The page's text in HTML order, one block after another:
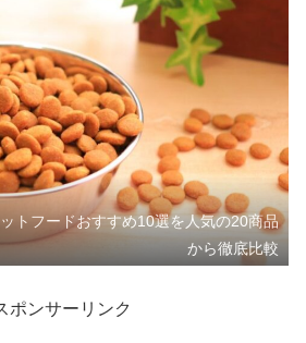
トフードおすすめ10選を人気の20商品
から徹底比較
ポンサーリンク